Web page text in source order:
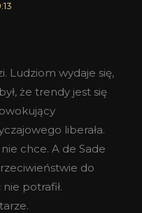
Ludziom wydaje się,
że trendy jest się
liberała.
chce. A de Sade
do
potrafił.